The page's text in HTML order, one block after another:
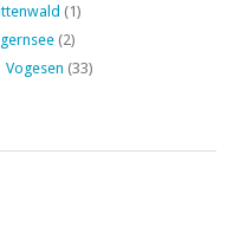
(1)
(2)
Vogesen (33)